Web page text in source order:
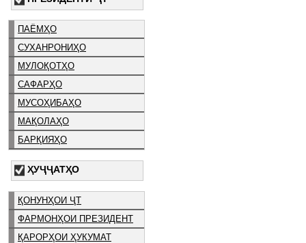
ПАЁМҲО
СУХАНРОНИҲО
МУЛОҚОТҲО
САФАРҲО
МУСОҲИБАҲО
МАҚОЛАҲО
БАРҚИЯҲО
ҲУҶҶАТҲО
ҚОНУНҲОИ ҶТ
ФАРМОНҲОИ ПРЕЗИДЕНТ
ҚАРОРҲОИ ҲУКУМАТ